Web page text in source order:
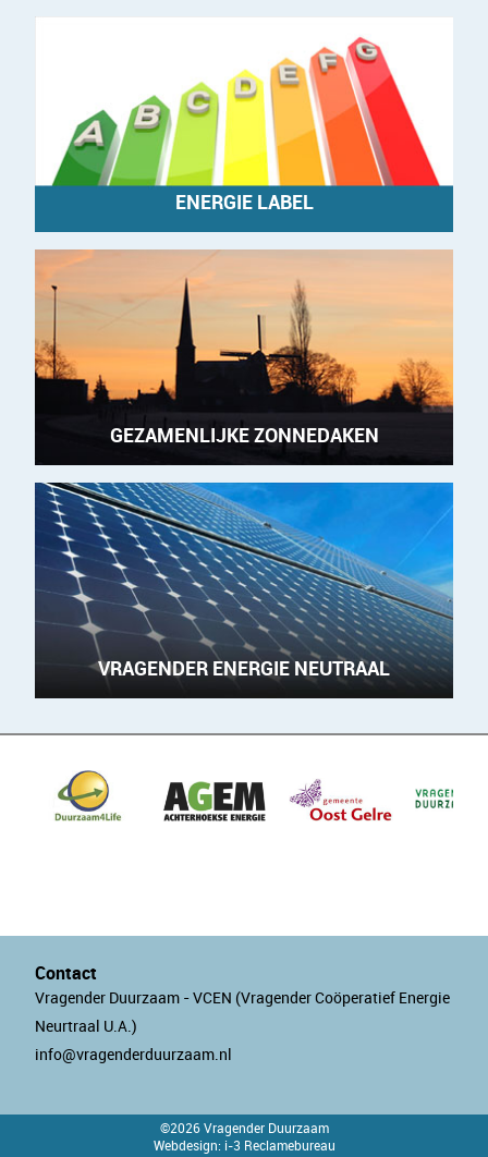
ENERGIE LABEL
GEZAMENLIJKE ZONNEDAKEN
VRAGENDER ENERGIE NEUTRAAL
Contact
Vragender Duurzaam - VCEN (Vragender Coöperatief Energie
Neurtraal U.A.)
info@vragenderduurzaam.nl
©2026 Vragender Duurzaam
Webdesign: i-3 Reclamebureau